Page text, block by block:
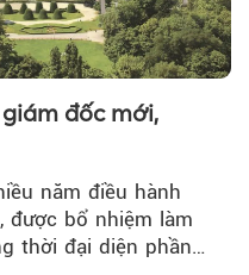
đốc mới,
năm điều hành
được bổ nhiệm làm
thời đại diện phần